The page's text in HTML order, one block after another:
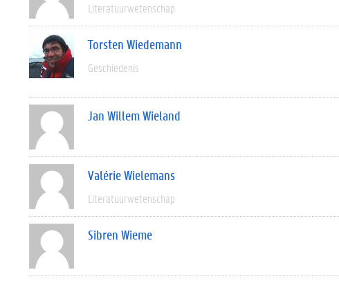
Literatuurwetenschap
Torsten Wiedemann
Geschiedenis
Jan Willem Wieland
Valérie Wielemans
Literatuurwetenschap
Sibren Wieme